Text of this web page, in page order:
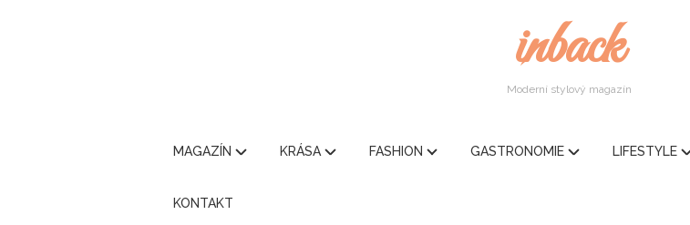
inback
Moderní stylový magazín
MAGAZÍN KRÁSA FASHION GASTRONOMIE LIFESTYLE
KONTAKT